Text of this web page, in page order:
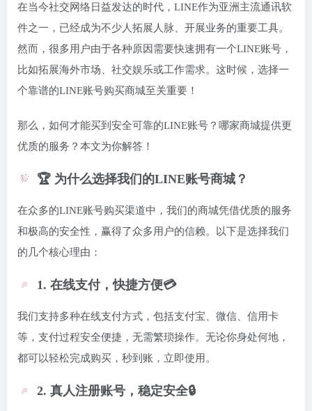
在当今社交网络日益发达的时代，LINE作为亚洲主流通讯软
件之一，已经成为不少人拓展人脉、开展业务的重要工具。
然而，很多用户由于各种原因需要快速拥有一个LINE账号，
比如拓展海外市场、社交娱乐或工作需求。这时候，选择一
个靠谱的LINE账号购买商城至关重要！
那么，如何才能买到安全可靠的LINE账号？哪家商城提供更
优质的服务？本文为你解答！
🏆 为什么选择我们的LINE账号商城？
在众多的LINE账号购买渠道中，我们的商城凭借优质的服务
和极高的安全性，赢得了众多用户的信赖。以下是选择我们
的几个核心理由：
1. 在线支付，快捷方便💳
我们支持多种在线支付方式，包括支付宝、微信、信用卡
等，支付过程安全便捷，无需繁琐操作。无论你身处何地，
都可以轻松完成购买，秒到账，立即使用。
2. 真人注册账号，稳定安全🔒